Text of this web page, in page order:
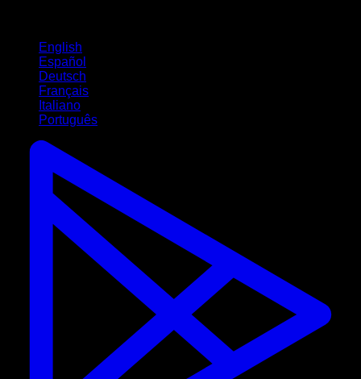
English
Español
Deutsch
Français
Italiano
Português